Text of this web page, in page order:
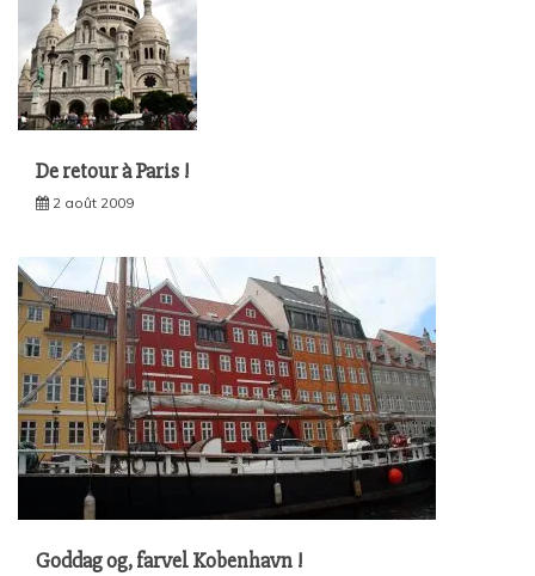
De retour à Paris !
2 août 2009
Goddag og, farvel Kobenhavn !